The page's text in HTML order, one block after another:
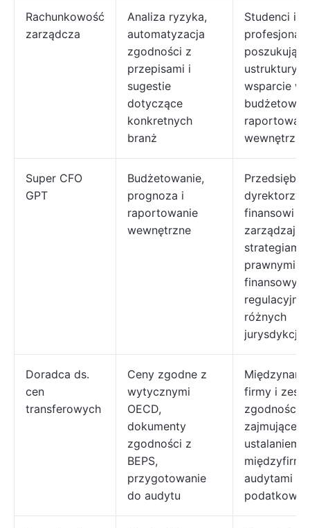
Rachunkowość
zarządcza
Analiza ryzyka,
automatyzacja
zgodności z
przepisami i
sugestie
dotyczące
konkretnych
branż
Studenci i
poszukujący
wsparcie w
Super CFO
GPT
Budżetowanie,
prognoza i
raportowanie
wewnętrzne
dyrektorzy
finansowi
strategiami
prawnymi,
różnych
Doradca ds.
cen
transferowych
Ceny zgodne z
wytycznymi
OECD,
dokumenty
zgodności z
BEPS,
przygotowanie
do audytu
firmy i
zgodności
zajmujące
ustalaniem
audytami